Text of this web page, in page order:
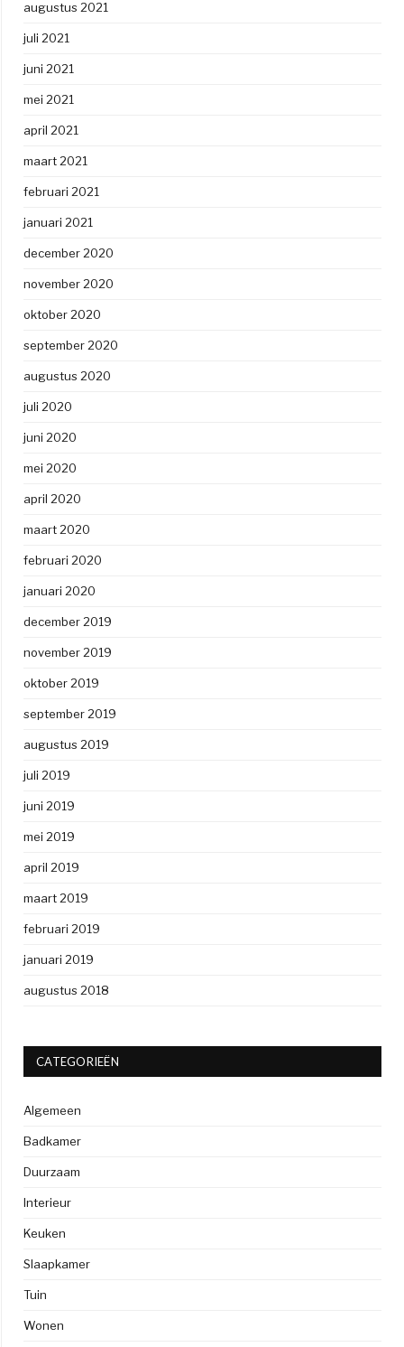
augustus 2021
juli 2021
juni 2021
mei 2021
april 2021
maart 2021
februari 2021
januari 2021
december 2020
november 2020
oktober 2020
september 2020
augustus 2020
juli 2020
juni 2020
mei 2020
april 2020
maart 2020
februari 2020
januari 2020
december 2019
november 2019
oktober 2019
september 2019
augustus 2019
juli 2019
juni 2019
mei 2019
april 2019
maart 2019
februari 2019
januari 2019
augustus 2018
CATEGORIEËN
Algemeen
Badkamer
Duurzaam
Interieur
Keuken
Slaapkamer
Tuin
Wonen